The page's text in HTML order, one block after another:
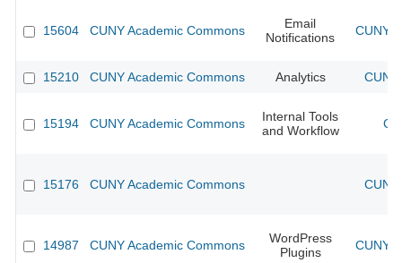
15604 CUNY Academic Commons
Email
Notifications
CUNY
15210 CUNY Academic Commons Analytics
15194 CUNY Academic Commons
Internal Tools
and Workflow
15176 CUNY Academic Commons
14987 CUNY Academic Commons
WordPress
Plugins
CUNY